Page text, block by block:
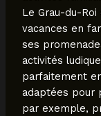
Le Grau-du-
vacances en
ses
activités
parfaitement
adaptées pour
par exemple,